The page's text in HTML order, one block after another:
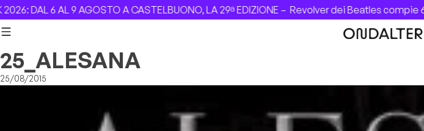
Skip to content
DAL 6 AL 9 AGOSTO A CASTELBUONO, LA 29ª EDIZIONE –Revolver dei Beatles compie 60
25_ALESANA
25/08/2015